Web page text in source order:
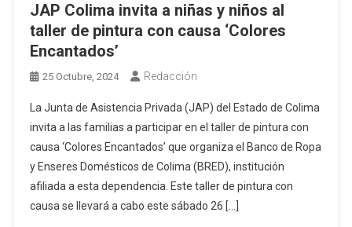
JAP Colima invita a niñas y niños al
taller de pintura con causa ‘Colores
Encantados’
25 Octubre, 2024 Redacción
La Junta de Asistencia Privada (JAP) del Estado de Colima
invita a las familias a participar en el taller de pintura con
causa ‘Colores Encantados’ que organiza el Banco de Ropa
y Enseres Domésticos de Colima (BRED), institución
afiliada a esta dependencia. Este taller de pintura con
causa se llevará a cabo este sábado 26 […]